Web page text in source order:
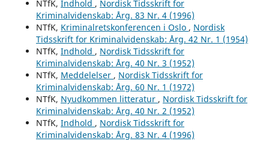
NTfK, Indhold , Nordisk Tidsskrift for
Kriminalvidenskab: Årg. 83 Nr. 4 (1996)
NTfK, Kriminalretskonferencen i Oslo , Nordisk
Tidsskrift for Kriminalvidenskab: Årg. 42 Nr. 1 (1954)
NTfK, Indhold , Nordisk Tidsskrift for
Kriminalvidenskab: Årg. 40 Nr. 3 (1952)
NTfK, Meddelelser , Nordisk Tidsskrift for
Kriminalvidenskab: Årg. 60 Nr. 1 (1972)
NTfK, Nyudkommen litteratur , Nordisk Tidsskrift for
Kriminalvidenskab: Årg. 40 Nr. 2 (1952)
NTfK, Indhold , Nordisk Tidsskrift for
Kriminalvidenskab: Årg. 83 Nr. 4 (1996)